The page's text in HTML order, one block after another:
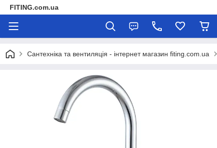
FITING.com.ua
Сантехніка та вентиляція - інтернет магазин fiting.com.ua